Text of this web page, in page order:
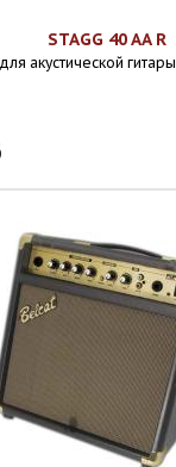
STAGG 40 AA R
акустической